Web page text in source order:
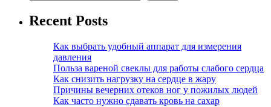
Recent Posts
Как выбрать удобный аппарат для измерения
давления
Польза вареной свеклы для работы слабого сердца
Как снизить нагрузку на сердце в жару
Причины вечерних отеков ног у пожилых людей
Как часто нужно сдавать кровь на сахар